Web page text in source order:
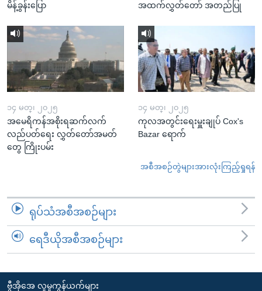
မိန့်ခွန်းပြော
အထက်လွှတ်တော် အတည်ပြု
၁၄ မတ္၊ ၂၀၂၅
အမေရိကန်အစိုးရဆက်လက်
လည်ပတ်ရေး လွှတ်တော်အမတ်
တွေ ကြိုးပမ်း
၁၄ မတ္၊ ၂၀၂၅
ကုလအတွင်းရေးမှူးချုပ် Cox's
Bazar ရောက်
အစီအစဉ်တွဲများအားလုံးကြည့်ရှုရန်
ရုပ်သံအစီအစဉ်များ
ရေဒီယိုအစီအစဉ်များ
ဗွီအိုအေ လူမှုကွန်ယက်များ